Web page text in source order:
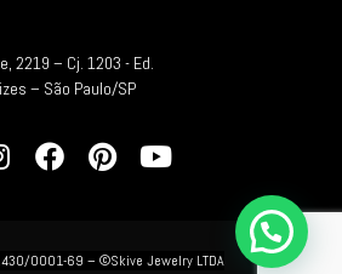
2219 – Cj. 1203 - Ed.
– São Paulo/SP
0001-69 – ©Skive Jewelry LTDA